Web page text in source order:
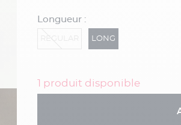
Longueur :
LONG
1 produit disponible